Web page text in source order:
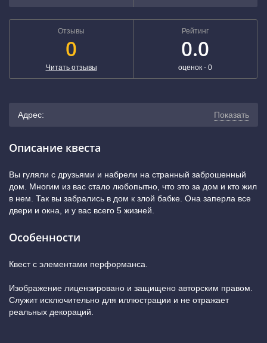
Отзывы
0
Читать отзывы
Рейтинг
0.0
оценок - 0
Адрес: Показать
карте)
Описание квеста
Вы гуляли с друзьями и набрели на странный заброшенный
дом. Многим из вас стало любопытно, что это за дом и кто жил
в нем. Так вы забрались в дом к злой бабке. Она заперла все
двери и окна, и у вас всего 5 жизней.
Особенности
Квест с элементами перформанса.
Изображение лицензировано и защищено авторским правом.
Служит исключительно для иллюстрации и не отражает
реальных декораций.